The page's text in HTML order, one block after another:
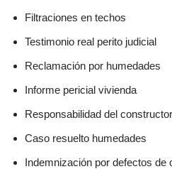
Filtraciones en techos
Testimonio real perito judicial
Reclamación por humedades
Informe pericial vivienda
Responsabilidad del constructor
Caso resuelto humedades
Indemnización por defectos de